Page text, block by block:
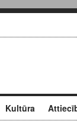
Kultūra